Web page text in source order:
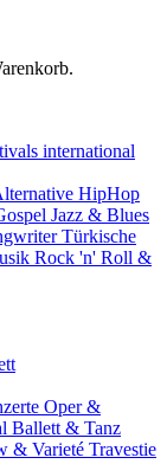
international
HipHop
Jazz & Blues
Türkische
Rock 'n' Roll &
Oper &
Ballett & Tanz
& Varieté Travestie